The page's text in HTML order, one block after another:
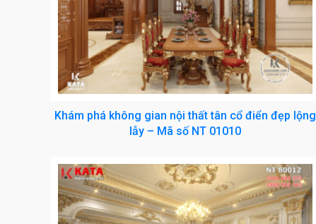
Khám phá không gian nội thất tân cổ điển đẹp lộng
lẫy – Mã số NT 01010